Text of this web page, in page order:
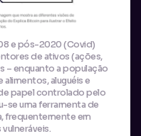
e pós-2020 (Covid)
de ativos (ações,
– enquanto a população
aluguéis e
papel controlado pelo
se uma ferramenta de
frequentemente em